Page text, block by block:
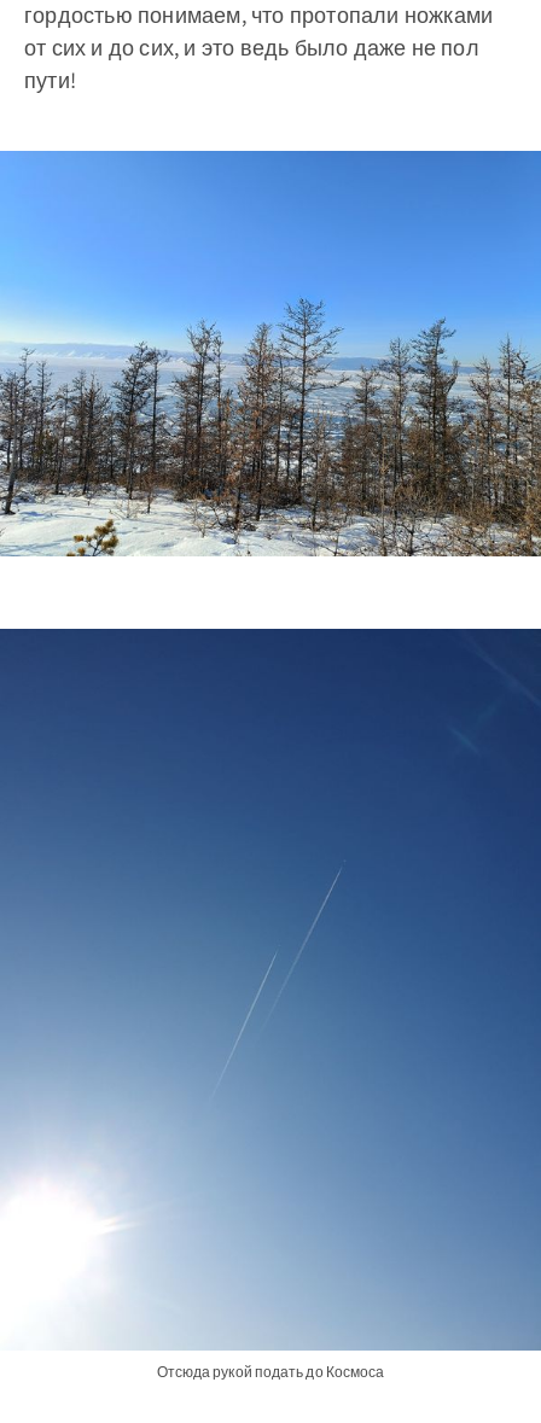
гордостью понимаем, что протопали ножками
от сих и до сих, и это ведь было даже не пол
пути!
Отсюда рукой подать до Космоса